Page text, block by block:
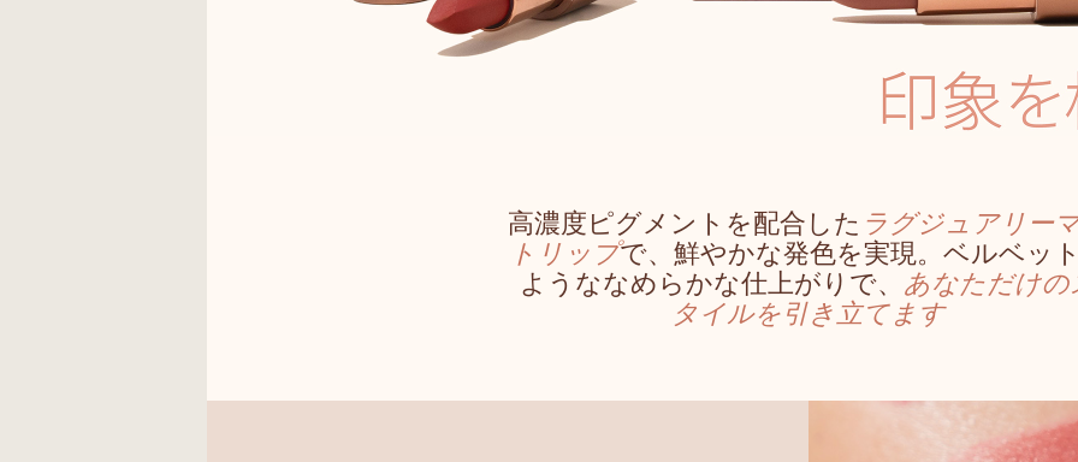
高濃度ピグメントを配合した ラグジュアリー
トリップで、鮮やかな発色を実現。ベルベッ
ようななめらかな仕上がりで、 あなただけの
タイルを引き立てます